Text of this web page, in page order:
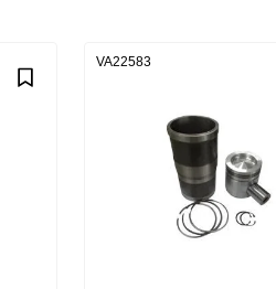
VA22583